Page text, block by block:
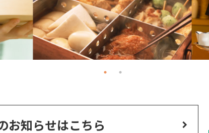
お知らせはこちら